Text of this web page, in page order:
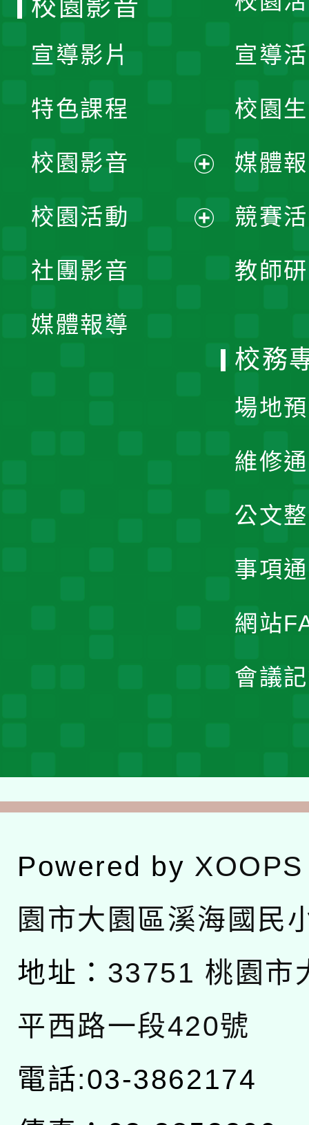
宣導
校園
媒體
競賽
教師
校園影音
宣導影片
特色課程
校園影音
開
校園活動
社團影音
媒體報導
校務
場地
維修
公文
事項
網站
會議
Powered by XOOPS
園市大園區溪海國民
地址： 33751 桃園市
平西路一段420號
電話:03-3862174